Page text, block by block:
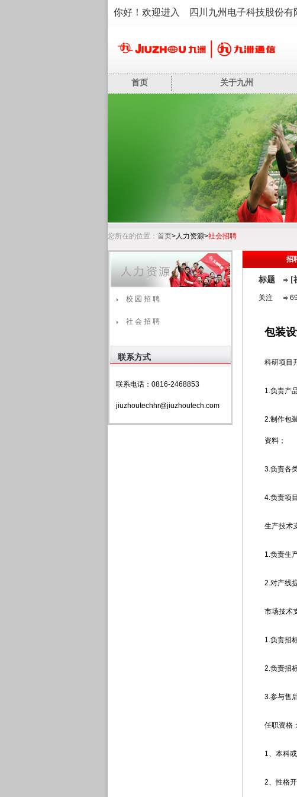
你好！欢迎进入 四川九州电子科技股份有
首页 关于九州
您所在的位置： 首页>人力资源>社会招聘
校 园 招 聘
社 会 招 聘
联系方式
联系电话：0816-2468853
jiuzhoutechhr@jiuzhoutech.com
招
标题 [
关注
包装
科研项目
1.负责产
2.制作包
资料；
3.负责各
4.负责项
生产技术
1.负责生
2.对产线
市场技术
1.负责招
2.负责招
3.参与售
任职资格：
1、本科
2、性格